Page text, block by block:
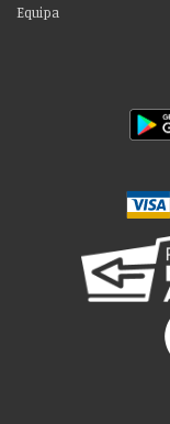
Equipa
Por favor
Usamos cookies para